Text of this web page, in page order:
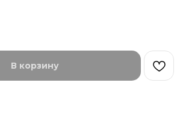
В корзину